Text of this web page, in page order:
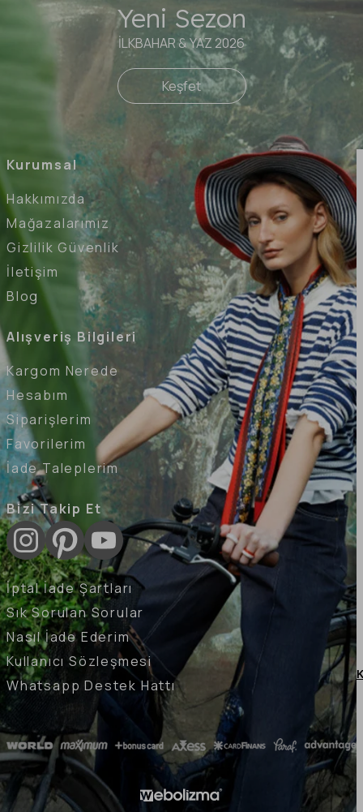
Kurumsal
Hakkımızda
Mağazalarımız
Gizlilik Güvenlik
İletişim
Blog
Alışveriş Bilgileri
Kargom Nerede
Hesabım
Siparişlerim
Favorilerim
İade Taleplerim
Bizi Takip Et
İptal İade Şartları
Sık Sorulan Sorular
Nasıl İade Ederim
Kullanıcı Sözleşmesi
Whatsapp Destek Hattı
Yeni Sezon
İLKBAHAR & YAZ 2026
Keşfet